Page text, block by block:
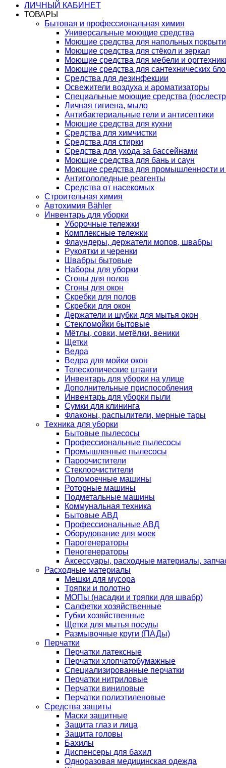
ЛИЧНЫЙ КАБИНЕТ
ТОВАРЫ
Бытовая и профессиональная химия
Универсальные моющие средства
Моющие средства для напольных
Моющие средства для стёкол и зеркал
Моющие средства для мебели и
Моющие средства для сантехнических
Средства для дезинфекции
Освежители воздуха и ароматизаторы
Специальные моющие средства
Личная гигиена, мыло
Антибактериальные гели и антисептики
Моющие средства для кухни
Средства для химчистки
Средства для стирки
Средства для ухода за бассейнами
Моющие средства для бань и саун
Моющие средства для промышленности и
Антигололедные реагенты
Средства от насекомых
Строительная химия
Автохимия Bähler
Инвентарь для уборки
Уборочные тележки
Комплексные тележки
Флаундеры, держатели мопов, швабры
Рукоятки и черенки
Швабры бытовые
Наборы для уборки
Сгоны для полов
Сгоны для окон
Скребки для полов
Скребки для окон
Держатели и шубки для мытья окон
Стекломойки бытовые
Мётлы, совки, метёлки, веники
Щетки
Ведра
Ведра для мойки окон
Телескопические штанги
Инвентарь для уборки на улице
Дополнительные приспособления
Инвентарь для уборки пыли
Сумки для клининга
Флаконы, распылители, мерные тары
Техника для уборки
Бытовые пылесосы
Профессиональные пылесосы
Промышленные пылесосы
Пароочистители
Стеклоочистители
Поломоечные машины
Роторные машины
Подметальные машины
Коммунальная техника
Бытовые АВД
Профессиональные АВД
Оборудование для моек
Парогенераторы
Пеногенераторы
Аксессуары, расходные материалы,
Расходные материалы
Мешки для мусора
Тряпки и полотно
МОПы (насадки и тряпки для швабр)
Салфетки хозяйственные
Губки хозяйственные
Щетки для мытья посуды
Размывочные круги (ПАДы)
Перчатки
Перчатки латексные
Перчатки хлопчатобумажные
Специализированные перчатки
Перчатки нитриловые
Перчатки виниловые
Перчатки полиэтиленовые
Средства защиты
Маски защитные
Защита глаз и лица
Защита головы
Бахилы
Диспенсеры для бахил
Одноразовая медицинская одежда